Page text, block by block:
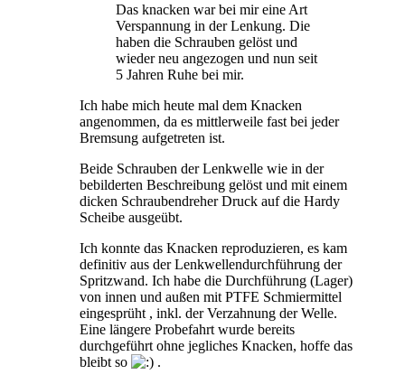
Das knacken war bei mir eine Art
Verspannung in der Lenkung. Die
haben die Schrauben gelöst und
wieder neu angezogen und nun seit
5 Jahren Ruhe bei mir.
Ich habe mich heute mal dem Knacken
angenommen, da es mittlerweile fast bei jeder
Bremsung aufgetreten ist.
Beide Schrauben der Lenkwelle wie in der
bebilderten Beschreibung gelöst und mit einem
dicken Schraubendreher Druck auf die Hardy
Scheibe ausgeübt.
Ich konnte das Knacken reproduzieren, es kam
definitiv aus der Lenkwellendurchführung der
Spritzwand. Ich habe die Durchführung (Lager)
von innen und außen mit PTFE Schmiermittel
eingesprüht , inkl. der Verzahnung der Welle.
Eine längere Probefahrt wurde bereits
durchgeführt ohne jegliches Knacken, hoffe das
bleibt so
.